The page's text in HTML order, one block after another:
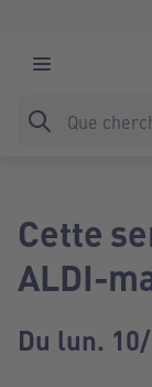
Cette
ALDI-
Du lun.